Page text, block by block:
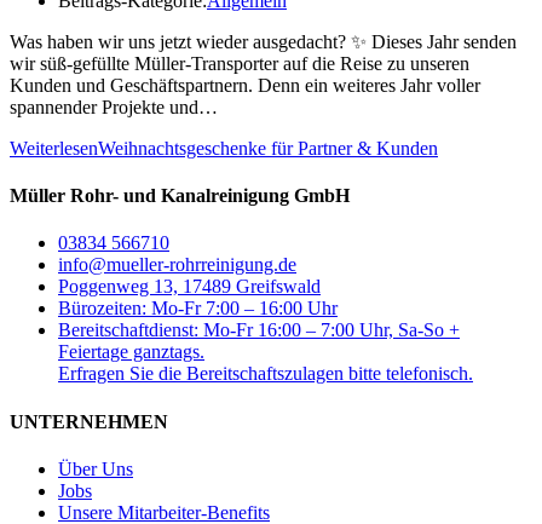
Was haben wir uns jetzt wieder ausgedacht? ✨ Dieses Jahr senden
wir süß-gefüllte Müller-Transporter auf die Reise zu unseren
Kunden und Geschäftspartnern. Denn ein weiteres Jahr voller
spannender Projekte und…
WeiterlesenWeihnachtsgeschenke für Partner & Kunden
Müller Rohr- und Kanalreinigung GmbH
03834 566710
info@mueller-rohrreinigung.de
Poggenweg 13, 17489 Greifswald
Bürozeiten: Mo-Fr 7:00 – 16:00 Uhr
Bereitschaftdienst: Mo-Fr 16:00 – 7:00 Uhr, Sa-So +
Feiertage ganztags.
Erfragen Sie die Bereitschaftszulagen bitte telefonisch.
UNTERNEHMEN
Über Uns
Jobs
Unsere Mitarbeiter-Benefits